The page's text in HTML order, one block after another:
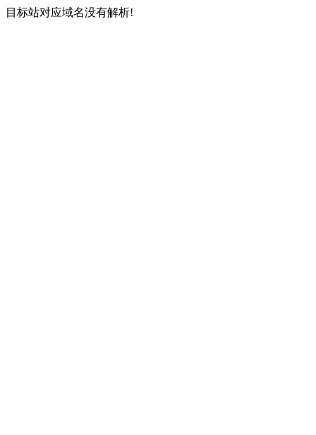
目标站对应域名没有解析!